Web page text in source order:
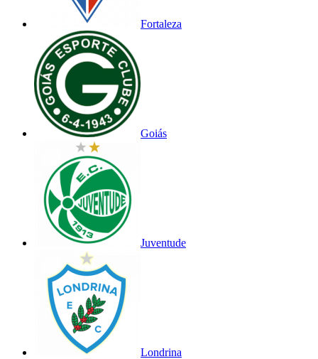
Fortaleza
Goiás
Juventude
Londrina